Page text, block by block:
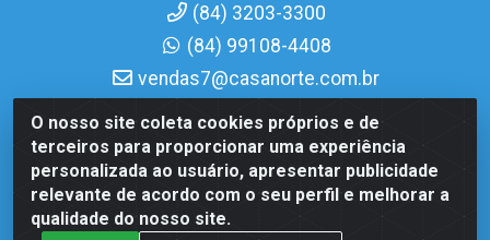
O nosso site coleta cookies próprios e de
terceiros para proporcionar uma experiência
personalizada ao usuário, apresentar publicidade
relevante de acordo com o seu perfil e melhorar a
qualidade do nosso site.
(84) 3203-3300
(84) 99108-4408
vendas7@casanorte.com.br
Casa Norte LTDA - Av. Interventor Mário Câmara, 1815 -
Dix-Sept Rosado, Natal/RN - CEP 59054-600 - CNPJ
08.713.513/0001-51